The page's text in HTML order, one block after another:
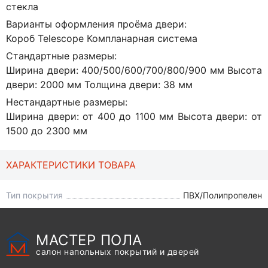
стекла
Варианты оформления проёма двери:
Короб Telescope Компланарная система
Стандартные размеры:
Ширина двери: 400/500/600/700/800/900 мм Высота
двери: 2000 мм Толщина двери: 38 мм
Нестандартные размеры:
Ширина двери: от 400 до 1100 мм Высота двери: от
1500 до 2300 мм
ХАРАКТЕРИСТИКИ ТОВАРА
Тип покрытия ПВХ/Полипропелен
МАСТЕР ПОЛА
салон напольных покрытий и дверей